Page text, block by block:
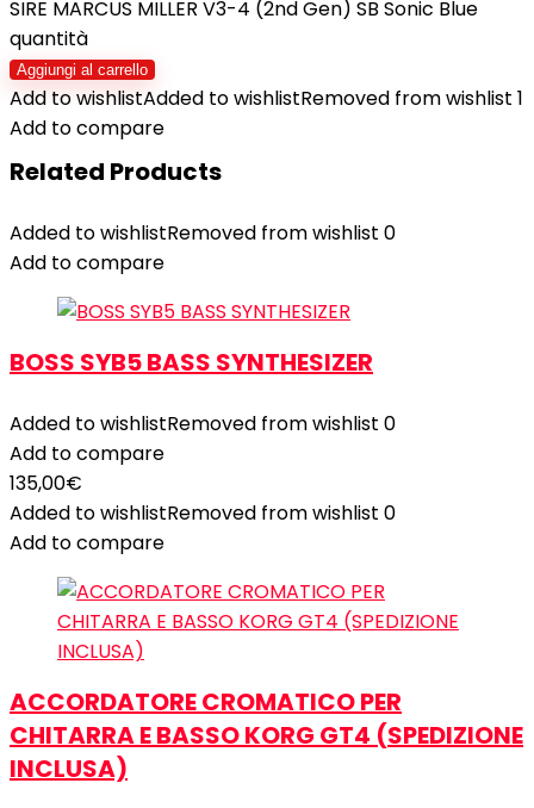
SIRE MARCUS MILLER V3-4 (2nd Gen) SB Sonic Blue
quantità
Aggiungi al carrello
Add to wishlistAdded to wishlistRemoved from wishlist 1
Add to compare
Related Products
Added to wishlistRemoved from wishlist 0
Add to compare
BOSS SYB5 BASS SYNTHESIZER
Added to wishlistRemoved from wishlist 0
Add to compare
135,00€
Added to wishlistRemoved from wishlist 0
Add to compare
ACCORDATORE CROMATICO PER
CHITARRA E BASSO KORG GT4 (SPEDIZIONE
INCLUSA)